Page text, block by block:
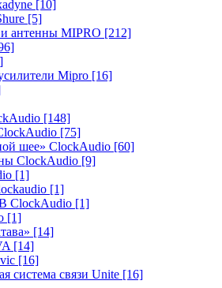
[10]
[5]
антенны MIPRO [212]
Mipro [16]
[148]
[75]
шее» ClockAudio [60]
ClockAudio [9]
[1]
[1]
ClockAudio [1]
[1]
[14]
[14]
[16]
система связи Unite [16]